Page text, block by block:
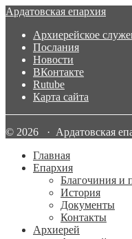
Ардатовская епархия
Архиерейское
Послания
Новости
ВКонтакте
Rutube
Карта сайта
© 2026 · Ардатовская
Главная
Епархия
Благочиния и
История
Документы
Контакты
Архиерей